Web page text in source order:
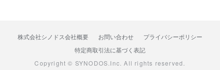
株式会社シノドス会社概要 お問い合わせ
プライバシーポリシー
特定商取引法に基づく表記
Copyright © SYNODOS.Inc. All rights reserved.